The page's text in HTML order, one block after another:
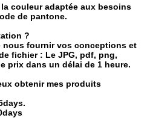
couleur adaptée aux besoins
de pantone.
?
nous fournir vos conceptions et
fichier : Le JPG, pdf, png,
prix dans un délai de 1 heure.
obtenir mes produits